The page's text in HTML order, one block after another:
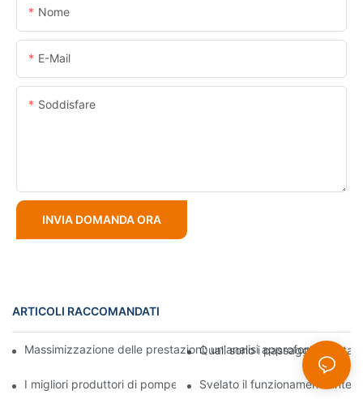
Nome
E-Mail
Soddisfare
INVIA DOMANDA ORA
ARTICOLI RACCOMANDATI
Massimizzazione delle prestazioni: un'analisi approfondita
Quali sono i passaggi di
I migliori produttori di pompe per fanghi: aziende leader del
Svelato il funzionamento